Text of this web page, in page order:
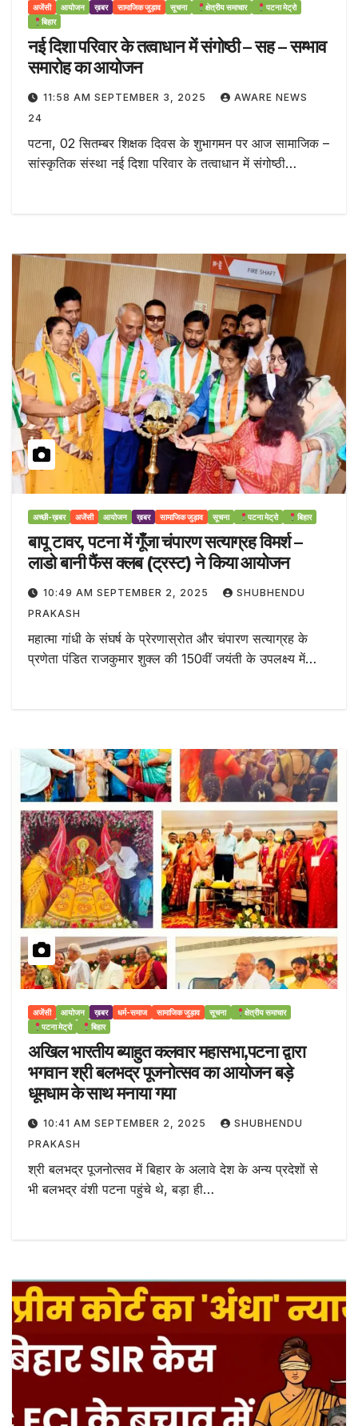
अजेंसी आयोजन ख़बर सामाजिक जुड़ाव सूचना क्षेत्रीय समाचार
पटना मेट्रो
बिहार
नई दिशा परिवार के तत्वाधान में संगोष्ठी – सह – सम्भाव
समारोह का आयोजन
11:58 AM SEPTEMBER 3, 2025
AWARE NEWS
24
पटना, 02 सितम्बर शिक्षक दिवस के शुभागमन पर आज सामाजिक –
सांस्कृतिक संस्था नई दिशा परिवार के तत्वाधान में संगोष्ठी…
अच्छी-ख़बर अजेंसी आयोजन ख़बर सामाजिक जुड़ाव सूचना पटना मेट्रो बिहार
बापू टावर, पटना में गूँजा चंपारण सत्याग्रह विमर्श –
लाडो बानी फैंस क्लब (ट्रस्ट) ने किया आयोजन
10:49 AM SEPTEMBER 2, 2025
SHUBHENDU
PRAKASH
महात्मा गांधी के संघर्ष के प्रेरणास्रोत और चंपारण सत्याग्रह के
प्रणेता पंडित राजकुमार शुक्ल की 150वीं जयंती के उपलक्ष्य में…
अजेंसी आयोजन ख़बर धर्म-समाज सामाजिक जुड़ाव सूचना
क्षेत्रीय समाचार
पटना मेट्रो
बिहार
अखिल भारतीय ब्याहुत कलवार महासभा,पटना द्वारा
भगवान श्री बलभद्र पूजनोत्सव का आयोजन बड़े
धूमधाम के साथ मनाया गया
10:41 AM SEPTEMBER 2, 2025
SHUBHENDU
PRAKASH
श्री बलभद्र पूजनोत्सव में बिहार के अलावे देश के अन्य प्रदेशों से
भी बलभद्र वंशी पटना पहुंचे थे, बड़ा ही…